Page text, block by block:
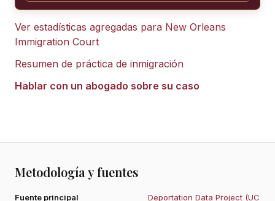
Ver estadísticas agregadas para New Orleans
Immigration Court
Resumen de práctica de inmigración
Hablar con un abogado sobre su caso
Metodología y fuentes
Fuente principal
Deportation Data Project (UC